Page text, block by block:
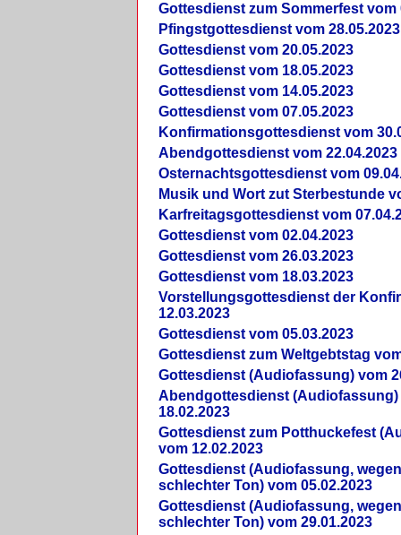
Gottesdienst zum Sommerfest vom
Pfingstgottesdienst vom 28.05.2023
Gottesdienst vom 20.05.2023
Gottesdienst vom 18.05.2023
Gottesdienst vom 14.05.2023
Gottesdienst vom 07.05.2023
Konfirmationsgottesdienst vom
Abendgottesdienst vom 22.04.2023
Osternachtsgottesdienst vom
Musik und Wort zut Sterbestunde
Karfreitagsgottesdienst vom
Gottesdienst vom 02.04.2023
Gottesdienst vom 26.03.2023
Gottesdienst vom 18.03.2023
Vorstellungsgottesdienst der
12.03.2023
Gottesdienst vom 05.03.2023
Gottesdienst zum Weltgebtstag
Gottesdienst (Audiofassung) vom
Abendgottesdienst (Audiofassung)
18.02.2023
Gottesdienst zum Potthuckefest
vom 12.02.2023
Gottesdienst (Audiofassung,
schlechter Ton) vom 05.02.2023
Gottesdienst (Audiofassung,
schlechter Ton) vom 29.01.2023